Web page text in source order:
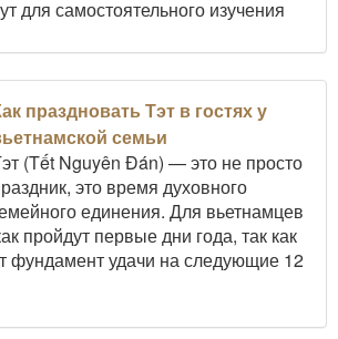
для самостоятельного изучения
праздновать Тэт в гостях у
семьи
(Tết Nguyên Đán) — это не просто
это время духовного
единения. Для вьетнамцев
пройдут первые дни года, так как
фундамент удачи на следующие 12